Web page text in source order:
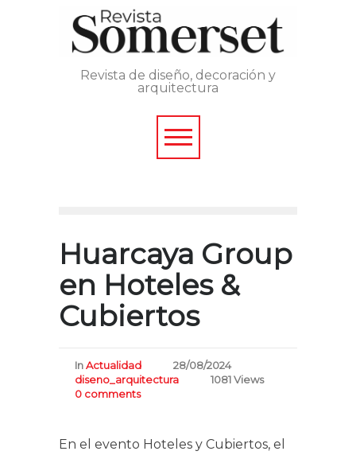
Revista de diseño, decoración y
arquitectura
Huarcaya Group
en Hoteles &
Cubiertos
InActualidad
28/08/2024
diseno_arquitectura
1081 Views
0 comments
En el evento Hoteles y Cubiertos, el